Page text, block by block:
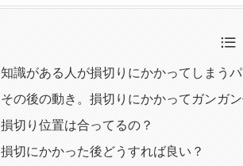
知識がある人が損切りにかかってしまう
その後の動き。損切りにかかってガンガ
損切り位置は合ってるの？
損切にかかった後どうすれば良い？